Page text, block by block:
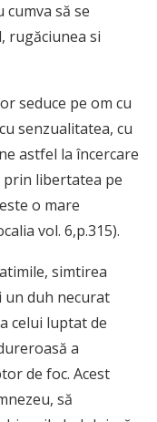
să se
rugăciunea si
seduce pe om cu
senzualitatea, cu
astfel la încercare
libertatea pe
o mare
vol. 6,p.315).
simtirea
duh necurat
celui luptat de
a
de foc. Acest
să